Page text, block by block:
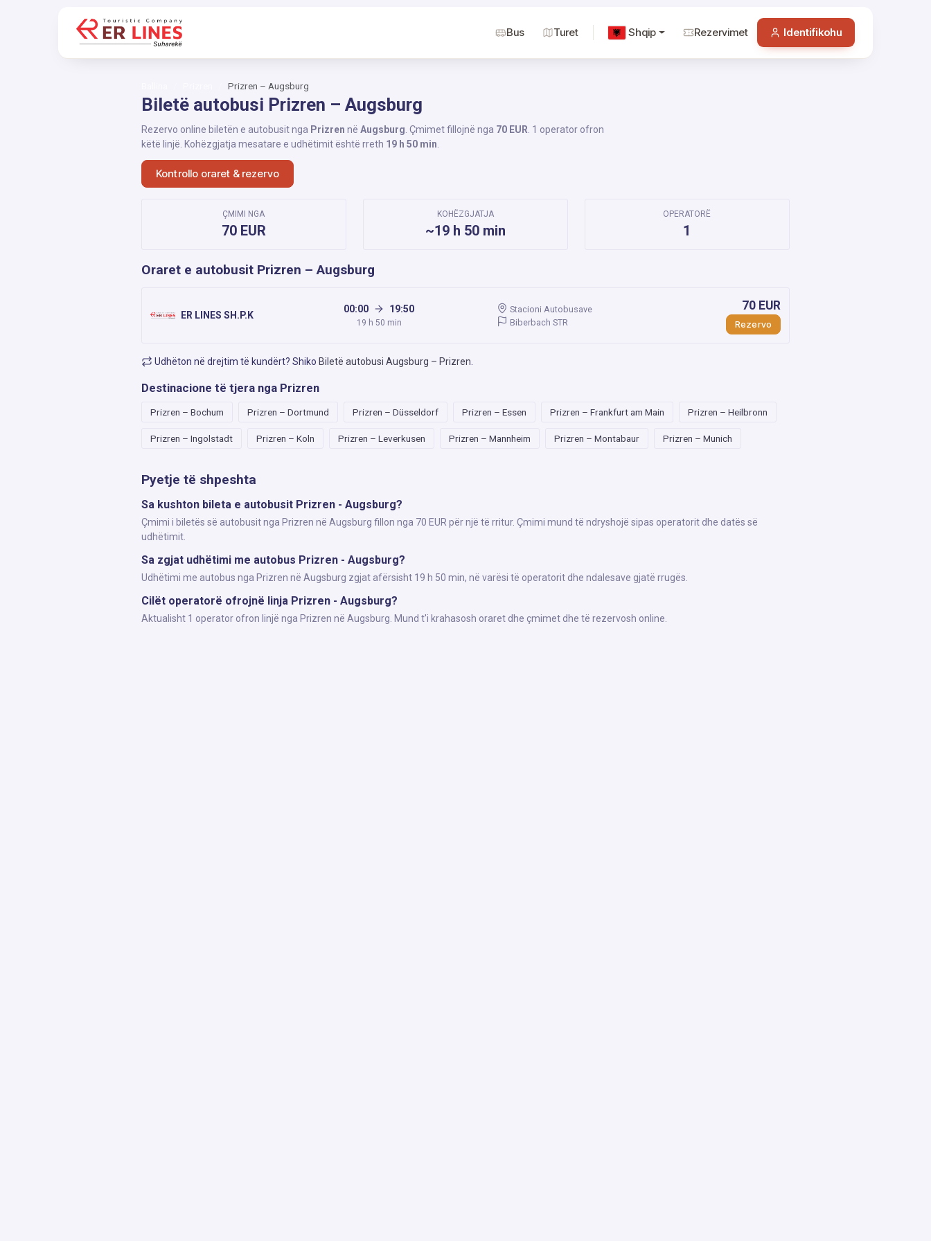
Bus Turet Shqip Rezervimet Identifikohu
Prizren – Augsburg
Biletë autobusi Prizren – Augsburg
Rezervo online biletën e autobusit nga Prizren në Augsburg . Çmimet fillojnë nga 70 EUR . 1 operator ofron
këtë linjë. Kohëzgjatja mesatare e udhëtimit është rreth 19 h 50 min
Kontrollo oraret & rezervo
ÇMIMI NGA
70 EUR
KOHËZGJATJA
~19 h 50 min
OPERATORË
1
Oraret e autobusit Prizren – Augsburg
ER LINES SH.P.K
00:00 19:50
19 h 50 min
Stacioni Autobusave
Biberbach STR
70 EUR
Rezervo
Udhëton në drejtim të kundërt? Shiko Biletë autobusi Augsburg – Prizren
Destinacione të tjera nga Prizren
Prizren – Bochum Prizren – Dortmund Prizren – Düsseldorf Prizren – Essen Prizren – Frankfurt am Main Prizren – Heilbronn
Prizren – Ingolstadt Prizren – Koln Prizren – Leverkusen Prizren – Mannheim Prizren – Montabaur Prizren – Munich
Pyetje të shpeshta
Sa kushton bileta e autobusit Prizren - Augsburg?
Çmimi i biletës së autobusit nga Prizren në Augsburg fillon nga 70 EUR për një të rritur. Çmimi mund të ndryshojë sipas operatorit dhe datës së
udhëtimit.
Sa zgjat udhëtimi me autobus Prizren - Augsburg?
Udhëtimi me autobus nga Prizren në Augsburg zgjat afërsisht 19 h 50 min, në varësi të operatorit dhe ndalesave gjatë rrugës.
Cilët operatorë ofrojnë linja Prizren - Augsburg?
Aktualisht 1 operator ofron linjë nga Prizren në Augsburg. Mund t'i krahasosh oraret dhe çmimet dhe të rezervosh online.